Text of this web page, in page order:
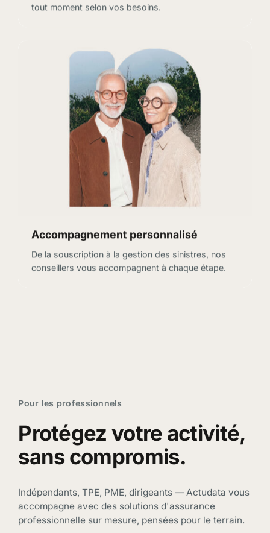
tout moment selon vos besoins.
Accompagnement personnalisé
De la souscription à la gestion des sinistres, nos
conseillers vous accompagnent à chaque étape.
Pour les professionnels
Protégez votre activité,
sans compromis.
Indépendants, TPE, PME, dirigeants — Actudata vous
accompagne avec des solutions d'assurance
professionnelle sur mesure, pensées pour le terrain.
Indemnités journalières
Prévoyance décès & invalidité
Épargne Assurance Vie
Devenir courtier